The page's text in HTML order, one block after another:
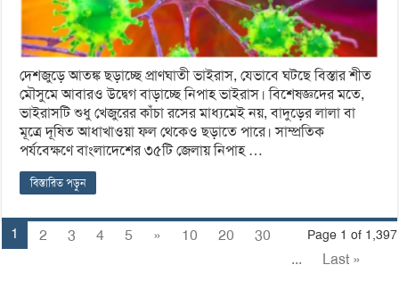
দেশজুড়ে আতঙ্ক ছড়াচ্ছে প্রাণঘাতী ভাইরাস, যেভাবে ঘটছে বিস্তার শীত
মৌসুমে আবারও উদ্বেগ বাড়াচ্ছে নিপাহ ভাইরাস। বিশেষজ্ঞদের মতে,
ভাইরাসটি শুধু খেজুরের কাঁচা রসের মাধ্যমেই নয়, বাদুড়ের লালা বা
মূত্রে দূষিত আধাখাওয়া ফল থেকেও ছড়াতে পারে। সাম্প্রতিক
পর্যবেক্ষণে বাংলাদেশের ৩৫টি জেলায় নিপাহ …
বিস্তারিত পড়ুন
Page 1 of 1,397
1 2 3 4 5 » 10 20
30
...
Last »